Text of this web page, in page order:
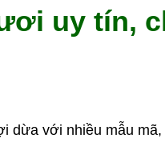
uy tín,
dừa với nhiều mẫu